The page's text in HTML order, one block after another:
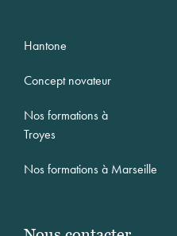
Hantone
Concept novateur
Nos formations à
Troyes
Nos formations à Marseille